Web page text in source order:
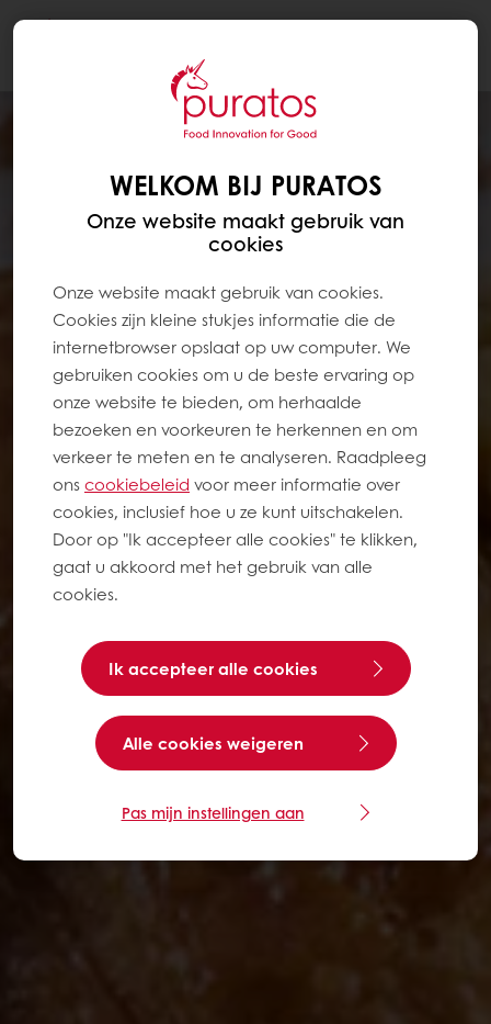
WELKOM BIJ PURATOS
Onze website maakt gebruik van
cookies
Onze website maakt gebruik van cookies.
Cookies zijn kleine stukjes informatie die de
internetbrowser opslaat op uw computer. We
gebruiken cookies om u de beste ervaring op
onze website te bieden, om herhaalde
bezoeken en voorkeuren te herkennen en om
verkeer te meten en te analyseren. Raadpleeg
onscookiebeleid voor meer informatie over
cookies, inclusief hoe u ze kunt uitschakelen.
Door op "Ik accepteer alle cookies" te klikken,
gaat u akkoord met het gebruik van alle
cookies.
Ik accepteer alle cookies
Alle cookies weigeren
Pas mijn instellingen aan